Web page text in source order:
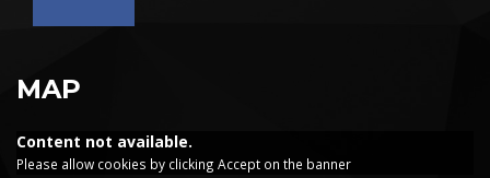
MAP
Content not available.
Please allow cookies by clicking Accept on the banner